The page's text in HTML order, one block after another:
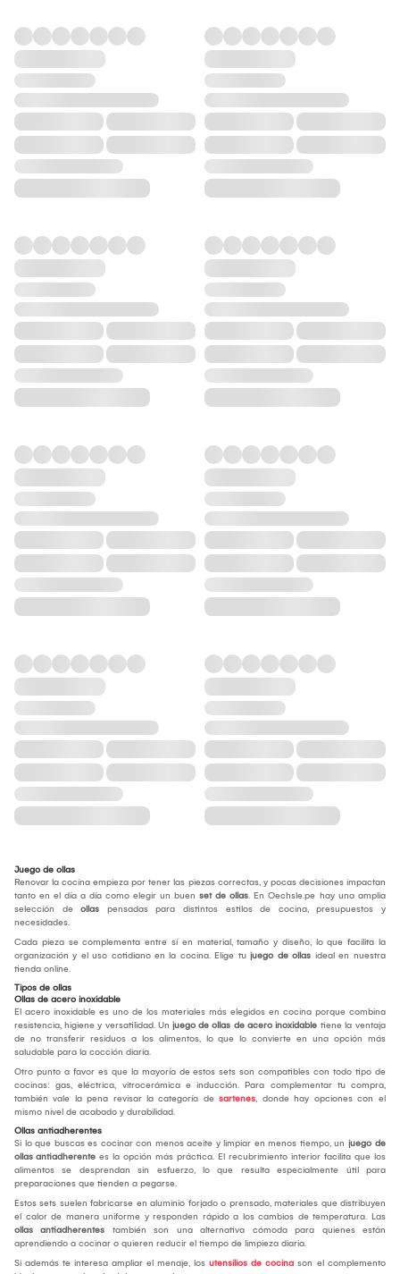
Juego de ollas
Renovar la cocina empieza por tener las piezas correctas, y pocas decisiones impactan
tanto en el día a día como elegir un buen set de ollas. En Oechsle.pe hay una amplia
selección de ollas pensadas para distintos estilos de cocina, presupuestos y
necesidades.
Cada pieza se complementa entre sí en material, tamaño y diseño, lo que facilita la
organización y el uso cotidiano en la cocina. Elige tu juego de ollas ideal en nuestra
tienda online.
Tipos de ollas
Ollas de acero inoxidable
El acero inoxidable es uno de los materiales más elegidos en cocina porque combina
resistencia, higiene y versatilidad. Un juego de ollas de acero inoxidable tiene la ventaja
de no transferir residuos a los alimentos, lo que lo convierte en una opción más
saludable para la cocción diaria.
Otro punto a favor es que la mayoría de estos sets son compatibles con todo tipo de
cocinas: gas, eléctrica, vitrocerámica e inducción. Para complementar tu compra,
también vale la pena revisar la categoría de sartenes, donde hay opciones con el
mismo nivel de acabado y durabilidad.
Ollas antiadherentes
Si lo que buscas es cocinar con menos aceite y limpiar en menos tiempo, un juego de
ollas antiadherente es la opción más práctica. El recubrimiento interior facilita que los
alimentos se desprendan sin esfuerzo, lo que resulta especialmente útil para
preparaciones que tienden a pegarse.
Estos sets suelen fabricarse en aluminio forjado o prensado, materiales que distribuyen
el calor de manera uniforme y responden rápido a los cambios de temperatura. Las
ollas antiadherentes también son una alternativa cómoda para quienes están
aprendiendo a cocinar o quieren reducir el tiempo de limpieza diaria.
Si además te interesa ampliar el menaje, los utensilios de cocina son el complemento